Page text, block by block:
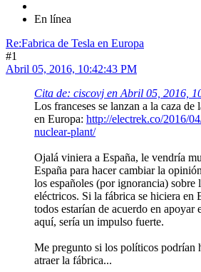
En línea
Re:Fabrica de Tesla en Europa
#1
Abril 05, 2016, 10:42:43 PM
Cita de: ciscovj en Abril 05, 2016,
Los franceses se lanzan a la caza de
en Europa: http://electrek.co/2016/
nuclear-plant/
Ojalá viniera a España, le vendría
España para hacer cambiar la
los españoles (por ignorancia) sobre
eléctricos. Si la fábrica se hiciera en
todos estarían de acuerdo en apoyar
aquí, sería un impulso fuerte.
Me pregunto si los políticos podrían
atraer la fábrica...